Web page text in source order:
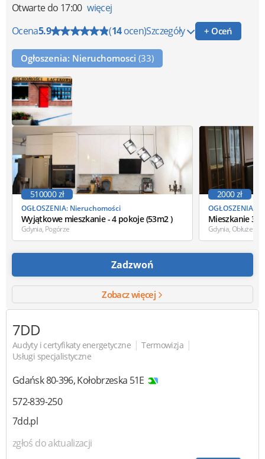
Otwartedo 17:00 więcej
Ocena5.9 (14ocen)Szczegóły + Oceń
Ogłoszenia: Nieruchomosci (33)
OGŁOSZENIA: Nieruchomości
Wyjątkowe mieszkanie - 4 pokoje (53m2 )
510000 zł
Gdynia, Pogórze
OGŁOSZENIA:
Mieszkanie 3
2000 zł
Gdynia, Obłuże
Zadzwoń
Zobacz więcej
7DD
Audyty i certyfikaty energetyczne | Termowizja |
Usługi specjalistyczne
Gdańsk80-396,Kołobrzeska 51E
572-839-250
7dd.pl
zgłoś do aktualizacji